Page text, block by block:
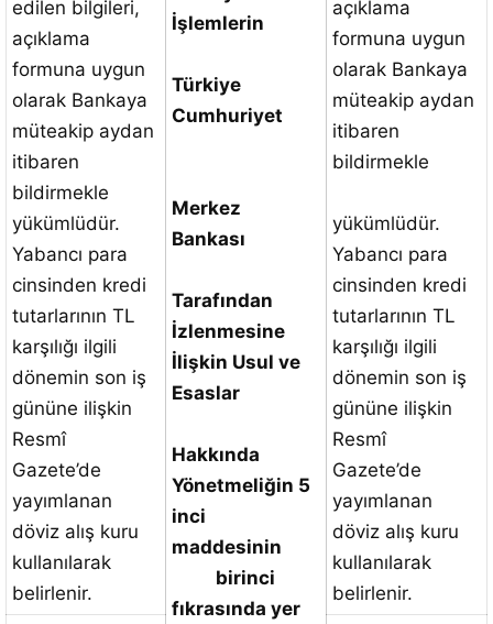
İşlemlerin
Türkiye
Cumhuriyet
Merkez
Bankası
Tarafından
İzlenmesine
İlişkin Usul ve
Esaslar
Hakkında
Yönetmeliğin 5
inci
maddesinin
birinci
fıkrasında yer
edilen bilgileri,
açıklama
formuna uygun
olarak Bankaya
müteakip aydan
itibaren
bildirmekle
yükümlüdür.
Yabancı para
cinsinden kredi
tutarlarının TL
karşılığı ilgili
dönemin son iş
gününe ilişkin
Resmî
Gazete’de
yayımlanan
döviz alış kuru
kullanılarak
belirlenir.
açıklama
formuna uygun
olarak Bankaya
müteakip aydan
itibaren
bildirmekle
yükümlüdür.
Yabancı para
cinsinden kredi
tutarlarının TL
karşılığı ilgili
dönemin son iş
gününe ilişkin
Resmî
Gazete’de
yayımlanan
döviz alış kuru
kullanılarak
belirlenir.